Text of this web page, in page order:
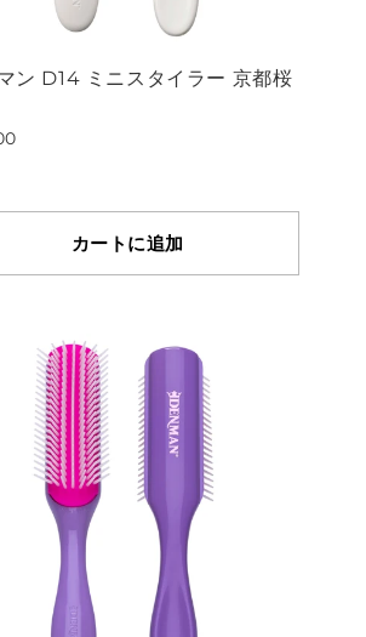
ン D14 ミニスタイラー 京都桜
カートに追加